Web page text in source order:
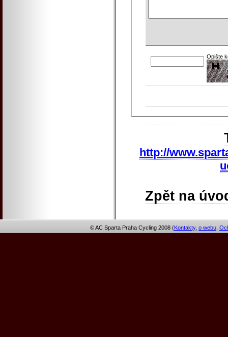
Opište
http://
Zpět na
© AC Sparta Praha Cycling 2008 (Kontakty, o webu